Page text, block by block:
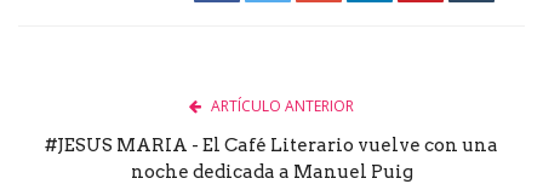
ARTÍCULO ANTERIOR
#JESUS MARIA - El Café Literario vuelve con una
noche dedicada a Manuel Puig